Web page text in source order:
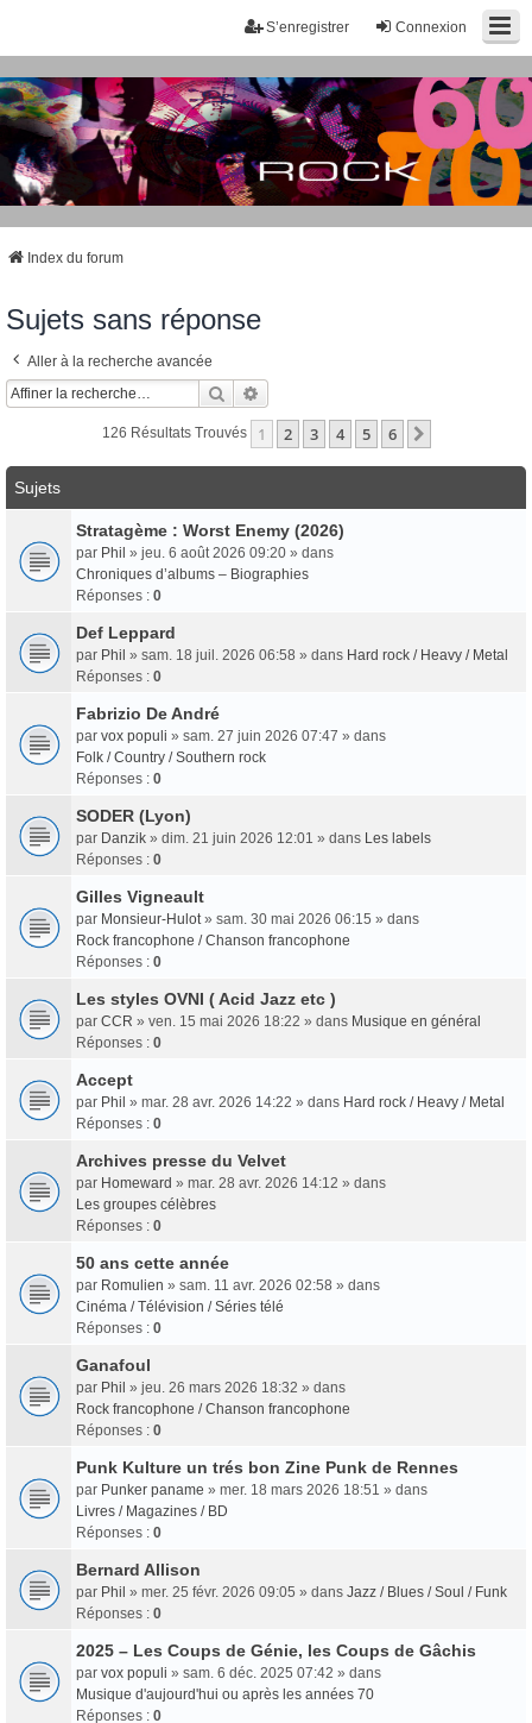
Connexion
S’enregistrer
Index du forum
Sujets sans réponse
Aller à la recherche avancée
Rechercher
126 Résultats Trouvés 1 2 3 4 5 6
Sujets
Stratagème : Worst Enemy (2026)
par Phil » jeu. 6 août 2026 09:20 » dans
Chroniques d’albums – Biographies
Réponses : 0
Def Leppard
par Phil » sam. 18 juil. 2026 06:58 » dans Hard rock / Heavy / Metal
Réponses : 0
Fabrizio De André
par vox populi » sam. 27 juin 2026 07:47 » dans
Folk / Country / Southern rock
Réponses : 0
SODER (Lyon)
par Danzik » dim. 21 juin 2026 12:01 » dans Les labels
Réponses : 0
Gilles Vigneault
par Monsieur-Hulot » sam. 30 mai 2026 06:15 » dans
Rock francophone / Chanson francophone
Réponses : 0
Les styles OVNI ( Acid Jazz etc )
par CCR » ven. 15 mai 2026 18:22 » dans Musique en général
Réponses : 0
Accept
par Phil » mar. 28 avr. 2026 14:22 » dans Hard rock / Heavy / Metal
Réponses : 0
Archives presse du Velvet
par Homeward » mar. 28 avr. 2026 14:12 » dans
Les groupes célèbres
Réponses : 0
50 ans cette année
par Romulien » sam. 11 avr. 2026 02:58 » dans
Cinéma / Télévision / Séries télé
Réponses : 0
Ganafoul
par Phil » jeu. 26 mars 2026 18:32 » dans
Rock francophone / Chanson francophone
Réponses : 0
Punk Kulture un trés bon Zine Punk de Rennes
par Punker paname » mer. 18 mars 2026 18:51 » dans
Livres / Magazines / BD
Réponses : 0
Bernard Allison
par Phil » mer. 25 févr. 2026 09:05 » dans Jazz / Blues / Soul / Funk
Réponses : 0
2025 – Les Coups de Génie, les Coups de Gâchis
par vox populi » sam. 6 déc. 2025 07:42 » dans
Musique d'aujourd'hui ou après les années 70
Réponses : 0